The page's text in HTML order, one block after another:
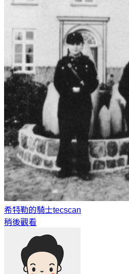
希特勒的騎士tecscan
稍後觀看